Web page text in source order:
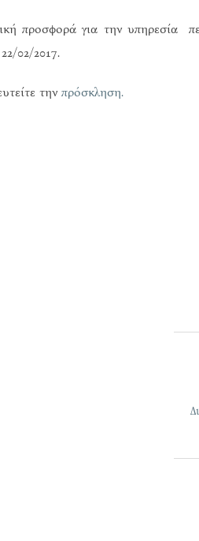
προσφορά για την υπηρεσία
02/2017.
την πρόσκληση.